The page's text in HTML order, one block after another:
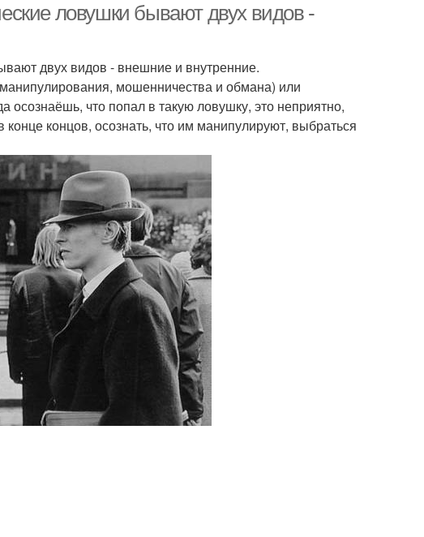
ловушки бывают двух видов -
двух видов - внешние и внутренние.
мошенничества и обмана) или
что попал в такую ловушку, это неприятно,
концов, осознать, что им манипулируют, выбраться